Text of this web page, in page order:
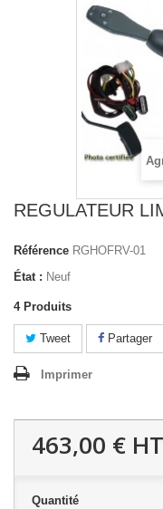
REGULATEUR
Référence RGHOFRV-01
État : Neuf
4 Produits
Tweet Partager
Imprimer
463,00 € HT
Quantité